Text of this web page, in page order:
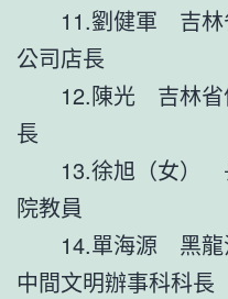
11.劉健軍 吉林
公司店長
12.陳光 吉林省
長
13.徐旭（女）
院教員
14.單海源 黑龍
中間文明辦事科科長